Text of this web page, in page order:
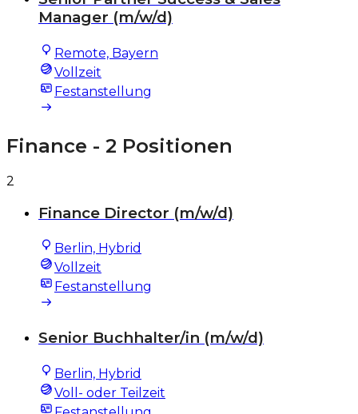
Manager (m/w/d)
Remote, Bayern
Vollzeit
Festanstellung
Finance - 2 Positionen
2
Finance Director (m/w/d)
Berlin, Hybrid
Vollzeit
Festanstellung
Senior Buchhalter/in (m/w/d)
Berlin, Hybrid
Voll- oder Teilzeit